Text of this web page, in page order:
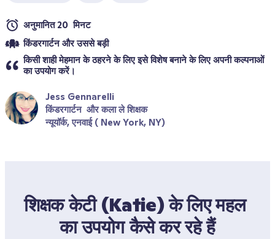
अनुमानित 20  मिनट
किंडरगार्टन और उससे बड़ी
किसी शाही मेहमान के ठहरने के लिए इसे विशेष बनाने के लिए अपनी कल्पनाओं
का उपयोग करें।
Jess Gennarelli
किंडरगार्टन  और कला ले शिक्षक
न्यूयॉर्क, एनवाई ( New York, NY)
शिक्षक केटी (Katie) के लिए महल
का उपयोग कैसे कर रहे हैं